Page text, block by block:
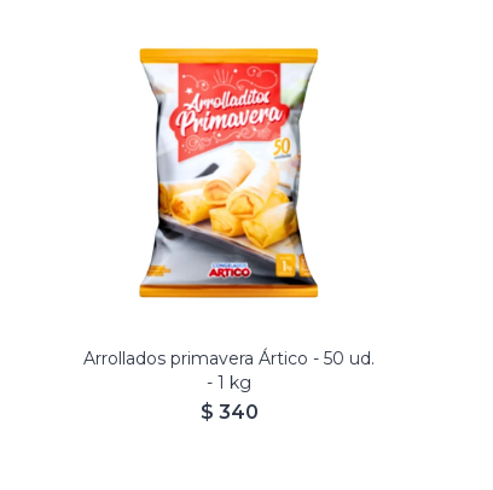
Arrollados primavera Ártico - 50 ud.
- 1 kg
$ 340